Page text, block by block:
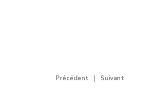
Précédent Suivant